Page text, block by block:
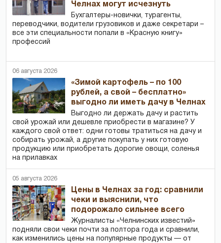
Челнах могут исчезнуть
Бухгалтеры-новички, тур­агенты,
переводчики, водители грузовиков и даже секретари –
все эти специальности попали в «Красную книгу»
профессий
06 августа 2026
«Зимой картофель – по 100
рублей, а свой – бесплатно»
выгодно ли иметь дачу в Челнах
Выгодно ли держать дачу и растить
свой урожай или дешевле приобрести в магазине? У
каждого свой ответ: одни готовы тратиться на дачу и
собирать урожай, а другие покупать у них готовую
продукцию или приобретать дорогие овощи, соленья
на прилавках
05 августа 2026
Цены в Челнах за год: сравнили
чеки и выяснили, что
подорожало сильнее всего
Журналисты «Челнинских известий»
подняли свои чеки почти за полтора года и сравнили,
как изменились цены на популярные продукты — от